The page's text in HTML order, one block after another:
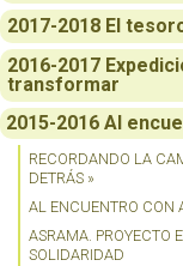
2017-2018 El
2016-2017
transformar
2015-2016 Al
RECORDANDO LA
DETRÁS »
AL ENCUENTRO CON
ASRAMA. PROYECTO
SOLIDARIDAD